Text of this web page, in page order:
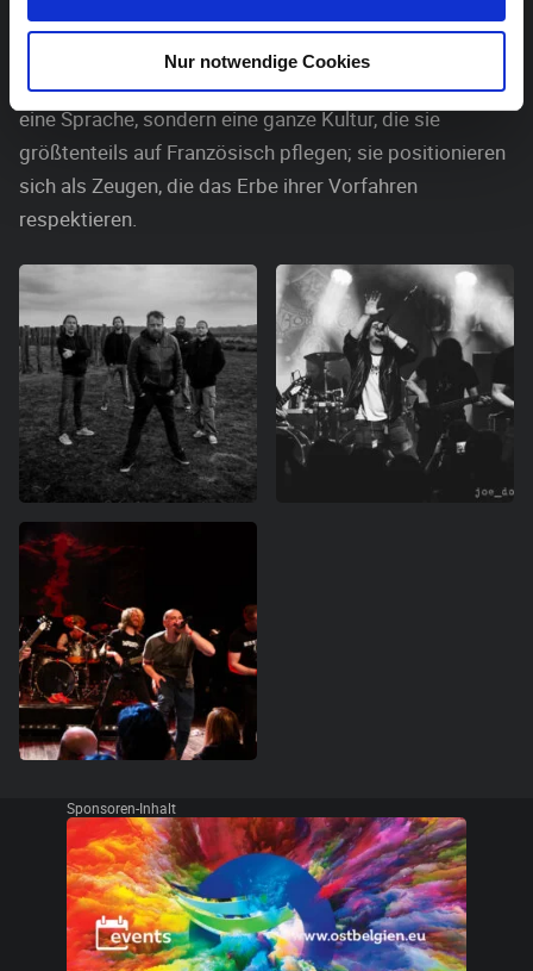
Nur notwendige Cookies
dabei auf seine okzitanischen Wurzeln, die die
Geschichte Südfrankreichs bis hin zu Norditalien und
Spanien widerspiegeln. Das Okzitanische ist nicht nur
eine Sprache, sondern eine ganze Kultur, die sie
größtenteils auf Französisch pflegen; sie positionieren
sich als Zeugen, die das Erbe ihrer Vorfahren
respektieren.
Sponsoren-Inhalt